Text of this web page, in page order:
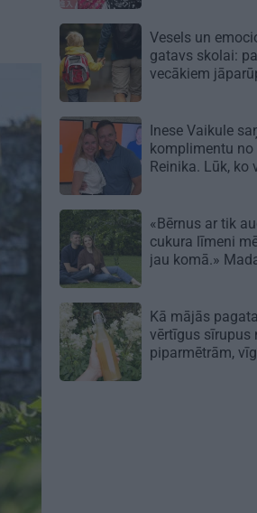
Vesels un
gatavs skolai:
vecākiem
Inese Vaikule
komplimentu no
Reinika. Lūk, ko
«Bērnus ar tik
cukura līmeni
jau komā.»
Kā mājās
vērtīgus sīrupus
piparmētrām,